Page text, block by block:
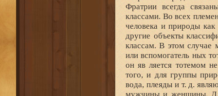
Фратрии всегда
классами. Во всех
человека и природы
другие объекты
классам. В этом случае
или вспомогатель ных
он яв ляется тотемом
того, и для группы
вода, плеяды и т. д.